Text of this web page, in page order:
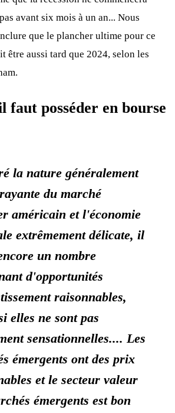
avant six mois à un an... Nous
que le plancher ultime pour ce
être aussi tard que 2024, selon les
faut posséder en bourse
la nature généralement
du marché
américain et l'économie
extrêmement délicate, il
un nombre
d'opportunités
raisonnables,
elles ne sont pas
sensationnelles.... Les
émergents ont des prix
et le secteur valeur
émergents est bon